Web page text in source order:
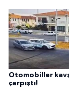
Otomobiller
çarpıştı!